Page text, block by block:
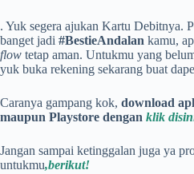
. Yuk segera ajukan Kartu Debitnya.
banget jadi #BestieAndalan kamu,
flow tetap aman. Untukmu yang
yuk buka rekening sekarang buat
Caranya gampang kok, download
maupun Playstore dengan klik
Jangan sampai ketinggalan juga ya
untukmu,berikut!